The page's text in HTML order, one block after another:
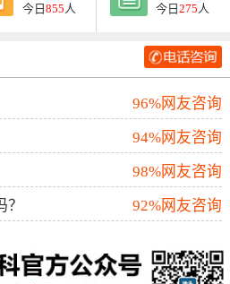
今日855 人 今日275 人
96%网友咨询
94%网友咨询
98%网友咨询
92%网友咨询